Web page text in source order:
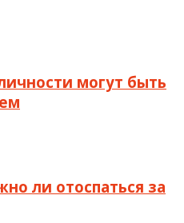
могут быть
ли отоспаться за